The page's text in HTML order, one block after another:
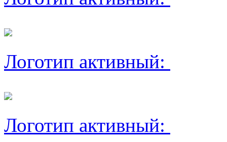
Логотип активный:
Логотип активный: